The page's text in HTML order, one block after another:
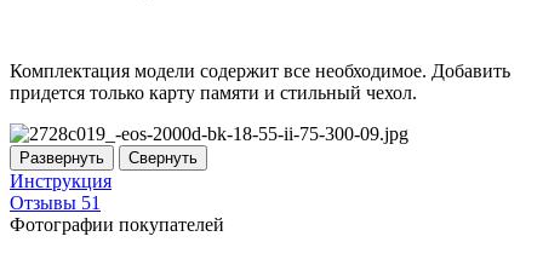
Комплектация модели содержит все необходимое. Добавить
придется только карту памяти и стильный чехол.
Развернуть Свернуть
Инструкция
Отзывы 51
Фотографии покупателей